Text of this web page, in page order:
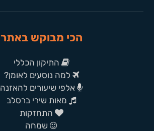
הכי מבוקש באתר
התיקון הכללי
למה נוסעים לאומן?
אלפי שיעורים להאזנה
מאות שירי ברסלב
התחזקות
שמחה